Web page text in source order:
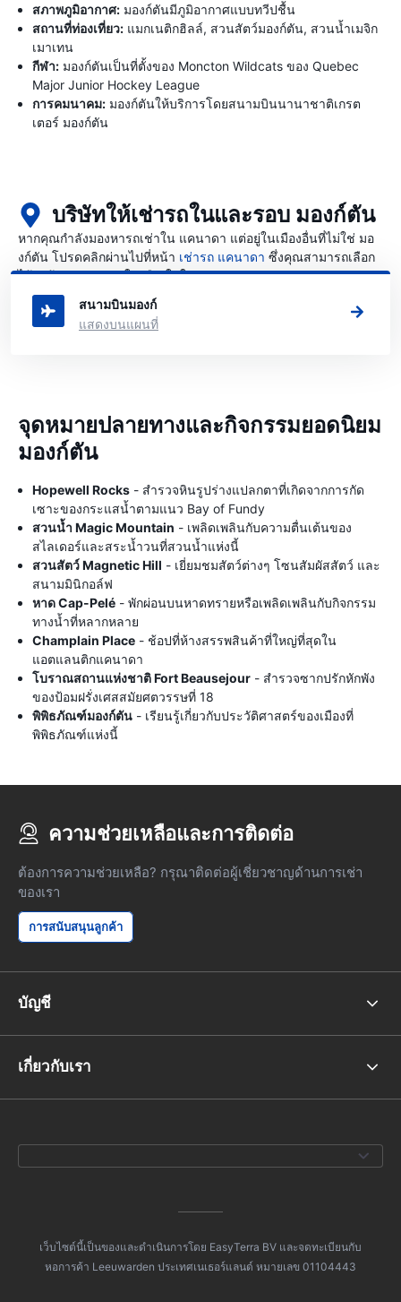
สภาพภูมิอากาศ: มองก์ตันมีภูมิอากาศแบบทวีปชื้น
สถานที่ท่องเที่ยว: แมกเนติกฮิลล์, สวนสัตว์มองก์ตัน, สวนน้ำเมจิก
เมาเทน
กีฬา: มองก์ตันเป็นที่ตั้งของ Moncton Wildcats ของ Quebec
Major Junior Hockey League
การคมนาคม: มองก์ตันให้บริการโดยสนามบินนานาชาติเกรต
เตอร์ มองก์ตัน
บริษัทให้เช่ารถในและรอบ มองก์ตัน
หากคุณกำลังมองหารถเช่าใน แคนาดา แต่อยู่ในเมืองอื่นที่ไม่ใช่ มอ
งก์ตัน โปรดคลิกผ่านไปที่หน้า เช่ารถ แคนาดา ซึ่งคุณสามารถเลือก
ได้ว่าต้องการเช่ารถในเมืองใดใน แคนาดา
สนามบินมองก์
แสดงบนแผนที่
จุดหมายปลายทางและกิจกรรมยอดนิยม
มองก์ตัน
Hopewell Rocks - สำรวจหินรูปร่างแปลกตาที่เกิดจากการกัด
เซาะของกระแสน้ำตามแนว Bay of Fundy
สวนน้ำ Magic Mountain - เพลิดเพลินกับความตื่นเต้นของ
สไลเดอร์และสระน้ำวนที่สวนน้ำแห่งนี้
สวนสัตว์ Magnetic Hill - เยี่ยมชมสัตว์ต่างๆ โซนสัมผัสสัตว์ และ
สนามมินิกอล์ฟ
หาด Cap-Pelé - พักผ่อนบนหาดทรายหรือเพลิดเพลินกับกิจกรรม
ทางน้ำที่หลากหลาย
Champlain Place - ช้อปที่ห้างสรรพสินค้าที่ใหญ่ที่สุดใน
แอตแลนติกแคนาดา
โบราณสถานแห่งชาติ Fort Beausejour - สำรวจซากปรักหักพัง
ของป้อมฝรั่งเศสสมัยศตวรรษที่ 18
พิพิธภัณฑ์มองก์ตัน - เรียนรู้เกี่ยวกับประวัติศาสตร์ของเมืองที่
พิพิธภัณฑ์แห่งนี้
ความช่วยเหลือและการติดต่อ
ต้องการความช่วยเหลือ? กรุณาติดต่อผู้เชี่ยวชาญด้านการเช่า
ของเรา
การสนับสนุนลูกค้า
บัญชี
เกี่ยวกับเรา
เว็บไซต์นี้เป็นของและดำเนินการโดย EasyTerra BV และจดทะเบียนกับ
หอการค้า Leeuwarden ประเทศเนเธอร์แลนด์ หมายเลข 01104443